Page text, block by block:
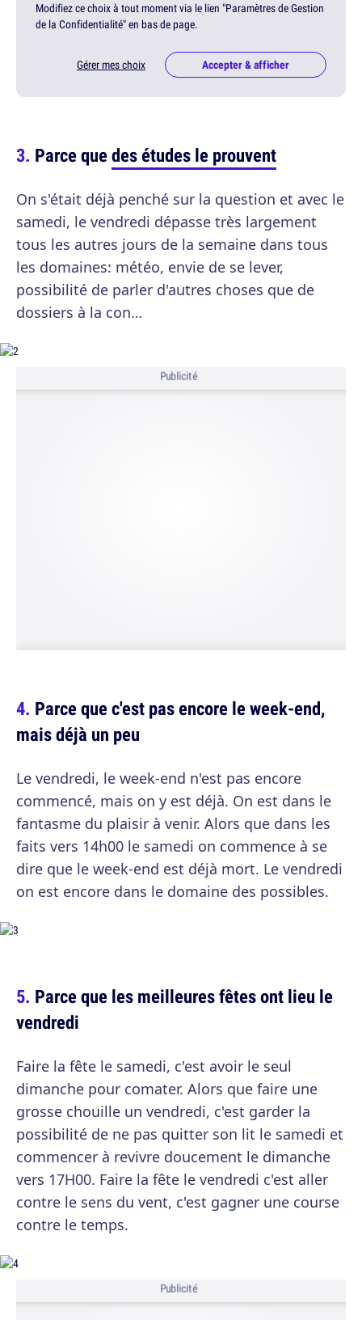
Modifiez ce choix à tout moment via le lien "Paramètres de Gestion
de la Confidentialité" en bas de page.
Gérer mes choix Accepter & afficher
Parce quedes études le prouvent
On s'était déjà penché sur la question et avec le
samedi, le vendredi dépasse très largement
tous les autres jours de la semaine dans tous
les domaines: météo, envie de se lever,
possibilité de parler d'autres choses que de
dossiers à la con…
Publicité
Parce que c'est pas encore le week-end,
mais déjà un peu
Le vendredi, le week-end n'est pas encore
commencé, mais on y est déjà. On est dans le
fantasme du plaisir à venir. Alors que dans les
faits vers 14h00 le samedi on commence à se
dire que le week-end est déjà mort. Le vendredi
on est encore dans le domaine des possibles.
Parce que les meilleures fêtes ont lieu le
vendredi
Faire la fête le samedi, c'est avoir le seul
dimanche pour comater. Alors que faire une
grosse chouille un vendredi, c'est garder la
possibilité de ne pas quitter son lit le samedi et
commencer à revivre doucement le dimanche
vers 17H00. Faire la fête le vendredi c'est aller
contre le sens du vent, c'est gagner une course
contre le temps.
Publicité